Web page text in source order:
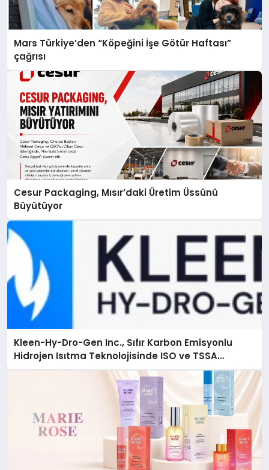
Mars Türkiye’den “Köpeğini İşe Götür Haftası”
çağrısı
Cesur Packaging, Mısır’daki Üretim Üssünü
Büyütüyor
Kleen-Hy-Dro-Gen Inc., Sıfır Karbon Emisyonlu
Hidrojen Isıtma Teknolojisinde ISO ve TSSA
Düzenleyici Onaylarını Aldı